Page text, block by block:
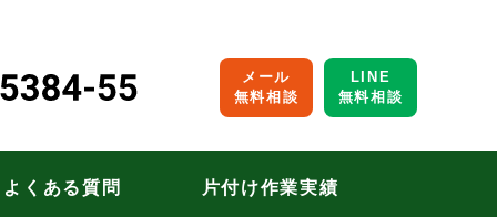
メール
無料相談
LINE
無料相談
よくある質問 片付け作業実績